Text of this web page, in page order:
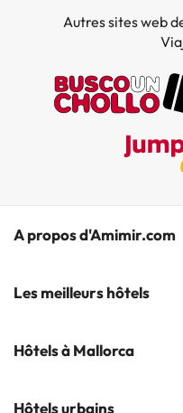
Autres sites web
A propos d'Amimir.com
Notre équipe
S'abonner à notre bulletin
Les meilleurs hôtels
Hôtels à Salou
Hôtels à Mallorca
Hôtels à Cala Millor
Hôtels urbains